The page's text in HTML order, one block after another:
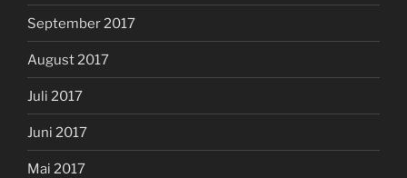
September 2017
August 2017
Juli 2017
Juni 2017
Mai 2017